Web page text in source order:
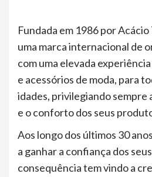
Fundada em 1986 por Acácio
uma marca internacional de
com uma elevada
e acessórios de moda, para
idades, privilegiando sempre
e o conforto dos seus
Aos longo dos últimos 30
a ganhar a confiança dos
consequência tem vindo a